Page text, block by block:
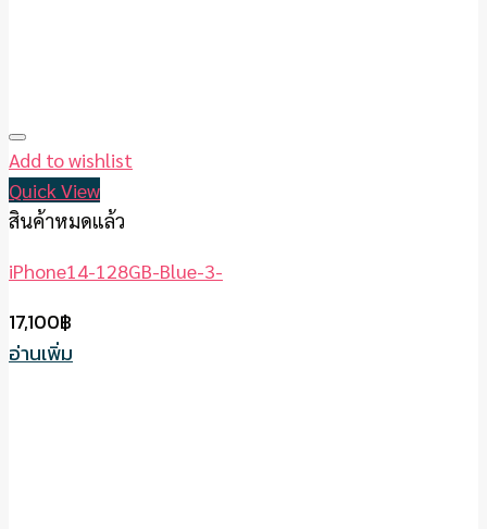
Add to wishlist
Quick View
สินค้าหมดแล้ว
iPhone14-128GB-Blue-3-
17,100฿
อ่านเพิ่ม